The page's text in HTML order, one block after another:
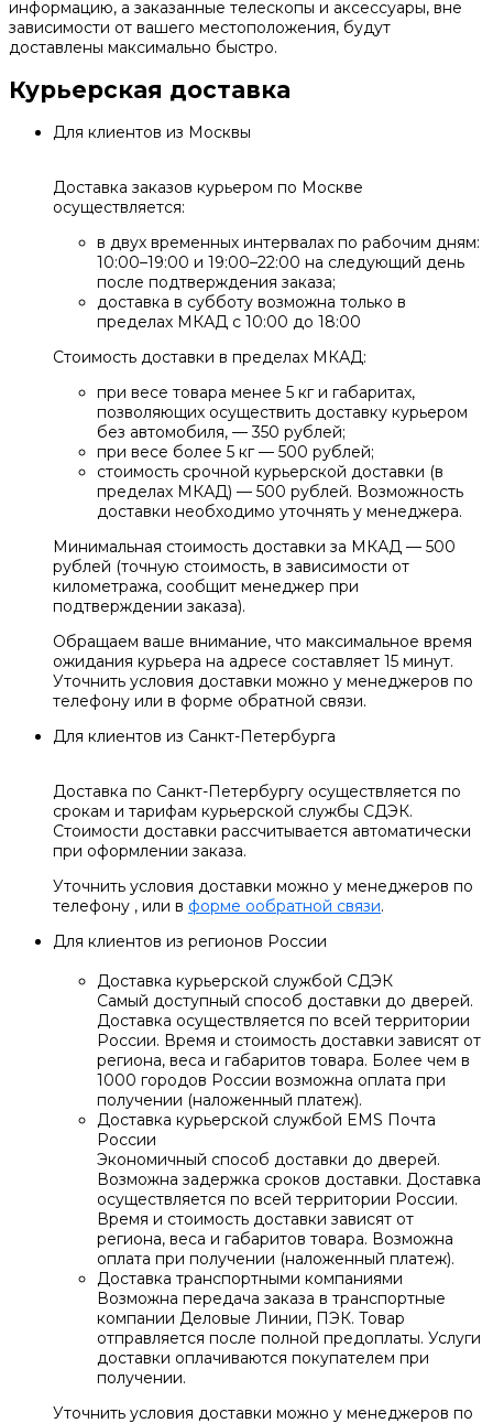
информацию, а заказанные телескопы и аксессуары, вне
зависимости от вашего местоположения, будут
доставлены максимально быстро.
Курьерская доставка
Для клиентов из Москвы
Доставка заказов курьером по Москве
осуществляется:
в двух временных интервалах по рабочим дням:
10:00–19:00 и 19:00–22:00 на следующий день
после подтверждения заказа;
доставка в субботу возможна только в
пределах МКАД с 10:00 до 18:00
Стоимость доставки в пределах МКАД:
при весе товара менее 5 кг и габаритах,
позволяющих осуществить доставку курьером
без автомобиля, — 350 рублей;
при весе более 5 кг — 500 рублей;
стоимость срочной курьерской доставки (в
пределах МКАД) — 500 рублей. Возможность
доставки необходимо уточнять у менеджера.
Минимальная стоимость доставки за МКАД — 500
рублей (точную стоимость, в зависимости от
километража, сообщит менеджер при
подтверждении заказа).
Обращаем ваше внимание, что максимальное время
ожидания курьера на адресе составляет 15 минут.
Уточнить условия доставки можно у менеджеров по
телефону или в форме обратной связи.
Для клиентов из Санкт-Петербурга
Доставка по Санкт-Петербургу осуществляется по
срокам и тарифам курьерской службы СДЭК.
Стоимости доставки рассчитывается автоматически
при оформлении заказа.
Уточнить условия доставки можно у менеджеров по
телефону , или в форме ообратной связи.
Для клиентов из регионов России
Доставка курьерской службой СДЭК
Самый доступный способ доставки до дверей.
Доставка осуществляется по всей территории
России. Время и стоимость доставки зависят от
региона, веса и габаритов товара. Более чем в
1000 городов России возможна оплата при
получении (наложенный платеж).
Доставка курьерской службой EMS Почта
России
Экономичный способ доставки до дверей.
Возможна задержка сроков доставки. Доставка
осуществляется по всей территории России.
Время и стоимость доставки зависят от
региона, веса и габаритов товара. Возможна
оплата при получении (наложенный платеж).
Доставка транспортными компаниями
Возможна передача заказа в транспортные
компании Деловые Линии, ПЭК. Товар
отправляется после полной предоплаты. Услуги
доставки оплачиваются покупателем при
получении.
Уточнить условия доставки можно у менеджеров по